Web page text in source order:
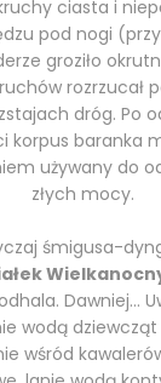
ciasta i
pod nogi
groziło
rozrzucał
dróg. Po
korpus baranka
używany do
złych mocy.
śmigusa-
. Dawniej…
wodą dziewcząt
wśród